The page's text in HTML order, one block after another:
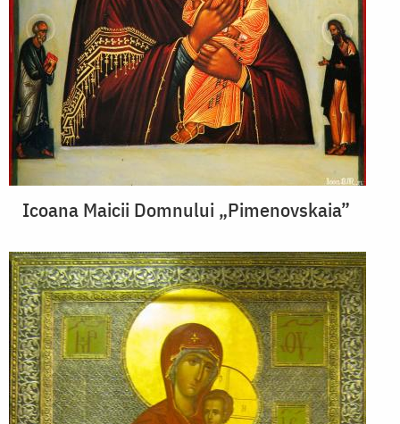
Icoana Maicii Domnului „Pimenovskaia”